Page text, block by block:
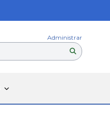
Administrar